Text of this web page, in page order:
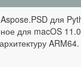
для
для macOS
ARM64.